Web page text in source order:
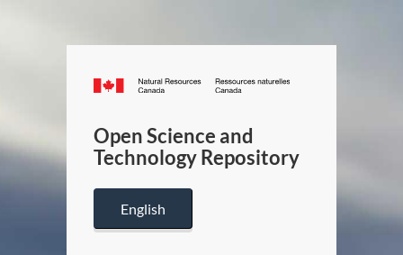
Canada.ca
/
Canada
Open Science and
Technology Repository
English